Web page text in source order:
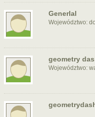
Generlal
Województwo:
geometry
Województwo: